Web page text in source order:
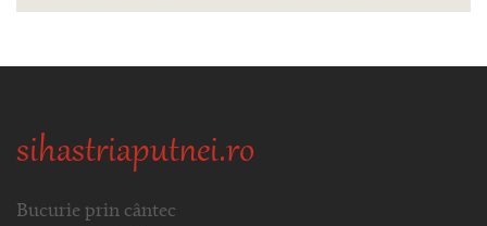
sihastriaputnei.ro
Bucurie prin cântec